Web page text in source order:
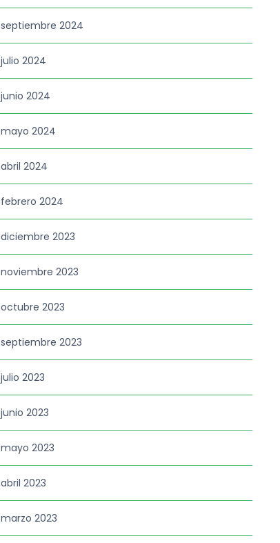
septiembre 2024
julio 2024
junio 2024
mayo 2024
abril 2024
febrero 2024
diciembre 2023
noviembre 2023
octubre 2023
septiembre 2023
julio 2023
junio 2023
mayo 2023
abril 2023
marzo 2023